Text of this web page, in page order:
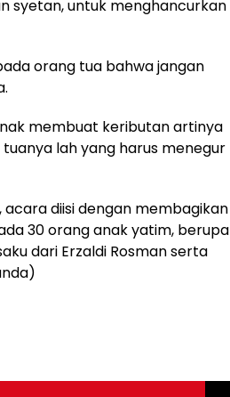
syetan, untuk menghancurkan
orang tua bahwa jangan
membuat keributan artinya
lah yang harus menegur
diisi dengan membagikan
30 orang anak yatim, berupa
dari Erzaldi Rosman serta